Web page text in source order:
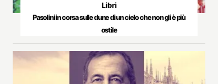
Libri
Pasolini in corsa sulle dune di un cielo che non gli è più
ostile